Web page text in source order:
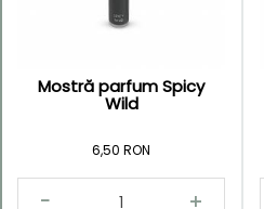
Mostră parfum Spicy
Wild
6,50 RON